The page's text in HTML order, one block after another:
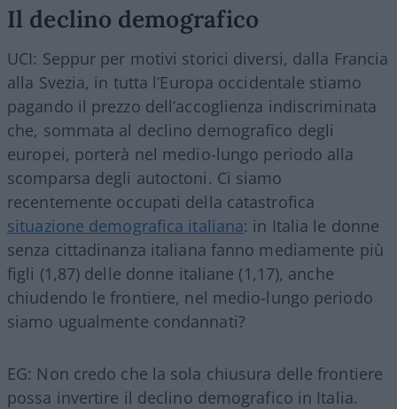
Il declino demografico
UCI: Seppur per motivi storici diversi, dalla Francia
alla Svezia, in tutta l’Europa occidentale stiamo
pagando il prezzo dell’accoglienza indiscriminata
che, sommata al declino demografico degli
europei, porterà nel medio-lungo periodo alla
scomparsa degli autoctoni. Ci siamo
recentemente occupati della catastrofica
situazione demografica italiana: in Italia le donne
senza cittadinanza italiana fanno mediamente più
figli (1,87) delle donne italiane (1,17), anche
chiudendo le frontiere, nel medio-lungo periodo
siamo ugualmente condannati?
EG: Non credo che la sola chiusura delle frontiere
possa invertire il declino demografico in Italia.